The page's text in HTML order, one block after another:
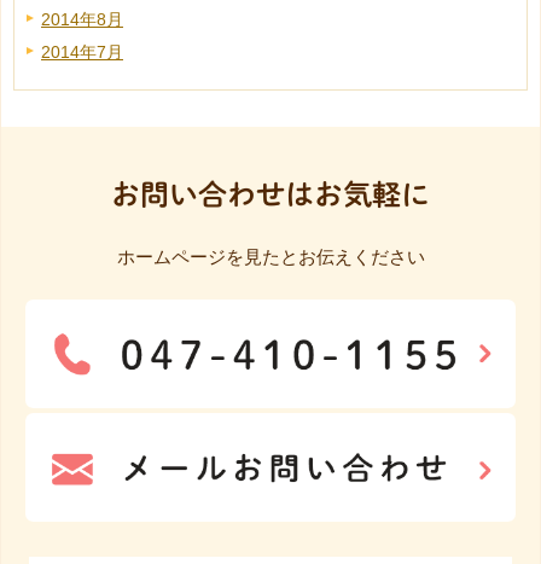
2014年8月
2014年7月
お問い合わせはお気軽に
ホームページを見たとお伝えください